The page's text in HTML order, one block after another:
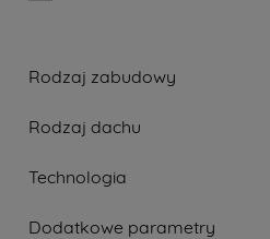
Rodzaj zabudowy
Rodzaj dachu
Technologia
Dodatkowe parametry